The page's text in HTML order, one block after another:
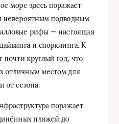
море здесь поражает
невероятным подводным
рифы — настоящая
и снорклинга. К
почти круглый год, что
отличным местом для
от сезона.
поражает
пляжей до